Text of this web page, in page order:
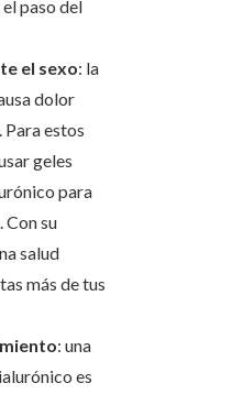
paso del
el sexo: la
dolor
Para estos
geles
para
Con su
salud
más de tus
: una
es